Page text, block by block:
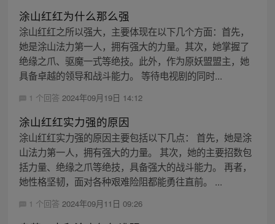
涂山红红为什么那么强
涂山红红之所以强大，主要体现在以下几个方面：首先，
她是涂山法力第一人，拥有强大的力量。其次，她掌握了
绝缘之爪、驱魔一式等绝技。此外，作为原妖盟盟主，她
具备卓越的领导和战斗能力。 等待电视剧的同时...
1 个回答 2024年09月19日 14:12
涂山红红实力强的原因
涂山红红实力强的原因主要包括以下几点： 首先，她是涂
山法力第一人，拥有强大的力量。 其次，她的主要招数包
括力量、绝缘之爪等绝技，具备强大的战斗能力。 再者，
她性格坚韧，面对各种艰难险阻都能勇往直前。 ...
1 个回答 2024年09月11日 09:26